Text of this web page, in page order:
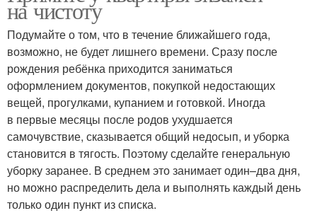
на чистоту
Подумайте о том, что в течение ближайшего года,
возможно, не будет лишнего времени. Сразу после
рождения ребёнка приходится заниматься
оформлением документов, покупкой недостающих
вещей, прогулками, купанием и готовкой. Иногда
в первые месяцы после родов ухудшается
самочувствие, сказывается общий недосып, и уборка
становится в тягость. Поэтому сделайте генеральную
уборку заранее. В среднем это занимает один–два дня,
но можно распределить дела и выполнять каждый день
только один пункт из списка.